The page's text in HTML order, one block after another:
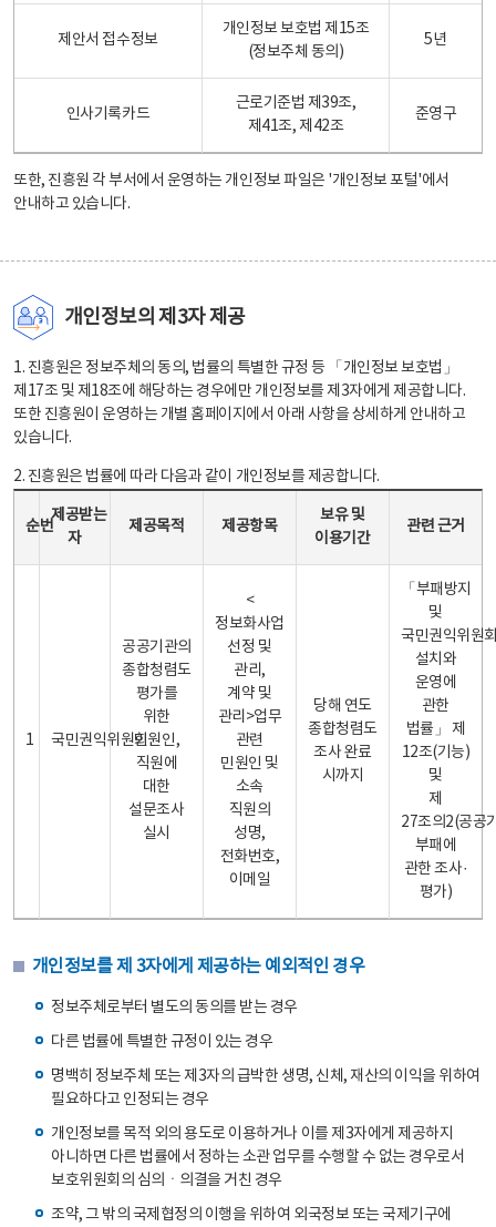
제안서 접수정보
개인정보 보호법 제15조
(정보주체 동의)
5년
인사기록카드
근로기준법 제39조,
제41조, 제42조
준영구
또한, 진흥원 각 부서에서 운영하는 개인정보 파일은 '개인정보 포털'에서
안내하고 있습니다.
개인정보의 제3자 제공
1. 진흥원은 정보주체의 동의, 법률의 특별한 규정 등 「개인정보 보호법」
제17조 및 제18조에 해당하는 경우에만 개인정보를 제3자에게 제공합니다.
또한 진흥원이 운영하는 개별 홈페이지에서 아래 사항을 상세하게 안내하고
있습니다.
2. 진흥원은 법률에 따라 다음과 같이 개인정보를 제공합니다.
순번
제공받는
자
제공목적 제공항목
보유 및
이용기간
관련 근거
1 국민권익위원회
공공기관의
종합청렴도
평가를
위한
민원인,
직원에
대한
설문조사
실시
<
정보화사업
선정 및
관리,
계약 및
관리>업무
관련
민원인 및
소속
직원의
성명,
전화번호,
이메일
당해 연도
종합청렴도
조사 완료
시까지
「부패방지
및
국민권익위원
설치와
운영에
관한
법률」 제
12조(기능)
및
제
27조의2(공공
부패에
관한 조사·
평가)
개인정보를 제 3자에게 제공하는 예외적인 경우
정보주체로부터 별도의 동의를 받는 경우
다른 법률에 특별한 규정이 있는 경우
명백히 정보주체 또는 제3자의 급박한 생명, 신체, 재산의 이익을 위하여
필요하다고 인정되는 경우
개인정보를 목적 외의 용도로 이용하거나 이를 제3자에게 제공하지
아니하면 다른 법률에서 정하는 소관 업무를 수행할 수 없는 경우로서
보호위원회의 심의ㆍ의결을 거친 경우
조약, 그 밖의 국제협정의 이행을 위하여 외국정보 또는 국제기구에